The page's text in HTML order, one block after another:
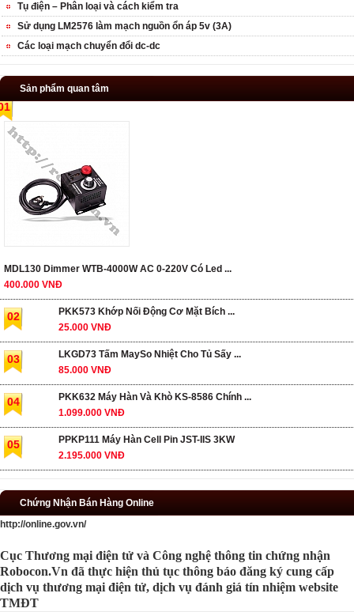
Tụ điện – Phân loại và cách kiểm tra
Sử dụng LM2576 làm mạch nguồn ổn áp 5v (3A)
Các loại mạch chuyển đổi dc-dc
Sản phẩm quan tâm
MDL130 Dimmer WTB-4000W AC 0-220V Có Led ...
400.000 VNĐ
02
PKK573 Khớp Nối Động Cơ Mặt Bích ...
25.000 VNĐ
03
LKGD73 Tấm MaySo Nhiệt Cho Tủ Sấy ...
85.000 VNĐ
04
PKK632 Máy Hàn Và Khò KS-8586 Chính ...
1.099.000 VNĐ
05
PPKP111 Máy Hàn Cell Pin JST-IIS 3KW
2.195.000 VNĐ
Chứng Nhận Bán Hàng Online
http://online.gov.vn/
Cục Thương mại điện tử và Công nghệ thông tin chứng nhận
Robocon.Vn đã thực hiện thủ tục thông báo đăng ký cung cấp
dịch vụ thương mại điện tử, dịch vụ đánh giá tín nhiệm website
TMĐT